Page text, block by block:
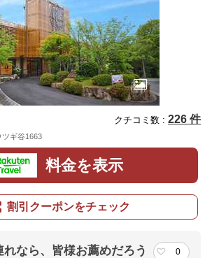
クチコミ数 : 226 件
ギ谷1663
料金を表示
割引クーポンをチェック
なら、皆様お薦めだろう
0